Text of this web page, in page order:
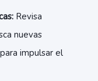
Revisa
nuevas
impulsar el